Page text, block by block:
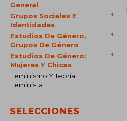
General
Grupos Sociales E
Identidades
Estudios De Género,
Grupos De Género
Estudios De Género:
Mujeres Y Chicas
Feminismo Y Teoría
Feminista
SELECCIONES